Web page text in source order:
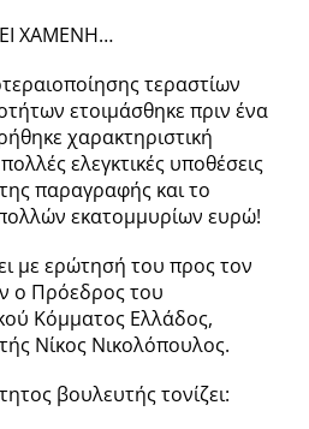
ΧΑΜΕΝΗ…
τεραστίων
ετοιμάσθηκε πριν ένα
χαρακτηριστική
ελεγκτικές υποθέσεις
παραγραφής και το
εκατομμυρίων ευρώ!
με ερώτησή του προς τον
ο Πρόεδρος του
Κόμματος Ελλάδος,
Νίκος Νικολόπουλος.
βουλευτής τονίζει: